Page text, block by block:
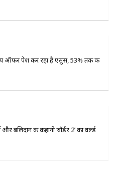
ऑफर पेश कर रहा है एसुस, 53% तक की
बलिदान की कहानी ‘बॉर्डर 2’ का वर्ल्ड